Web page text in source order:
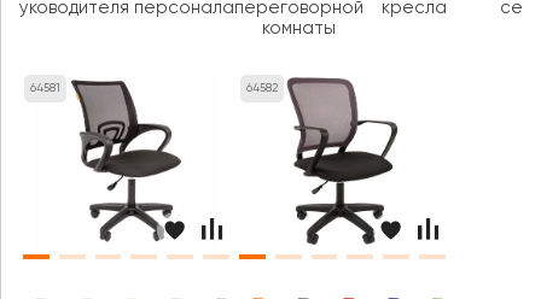
64581 64582
руководителя персоналапереговорной
комнаты
кресла